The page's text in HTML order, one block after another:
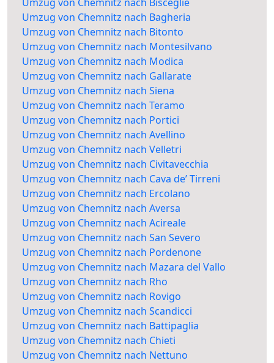
Umzug von Chemnitz nach Bagheria
Umzug von Chemnitz nach Bitonto
Umzug von Chemnitz nach Montesilvano
Umzug von Chemnitz nach Modica
Umzug von Chemnitz nach Gallarate
Umzug von Chemnitz nach Siena
Umzug von Chemnitz nach Teramo
Umzug von Chemnitz nach Portici
Umzug von Chemnitz nach Avellino
Umzug von Chemnitz nach Velletri
Umzug von Chemnitz nach Civitavecchia
Umzug von Chemnitz nach Cava de’ Tirreni
Umzug von Chemnitz nach Ercolano
Umzug von Chemnitz nach Aversa
Umzug von Chemnitz nach Acireale
Umzug von Chemnitz nach San Severo
Umzug von Chemnitz nach Pordenone
Umzug von Chemnitz nach Mazara del Vallo
Umzug von Chemnitz nach Rho
Umzug von Chemnitz nach Rovigo
Umzug von Chemnitz nach Scandicci
Umzug von Chemnitz nach Battipaglia
Umzug von Chemnitz nach Chieti
Umzug von Chemnitz nach Nettuno